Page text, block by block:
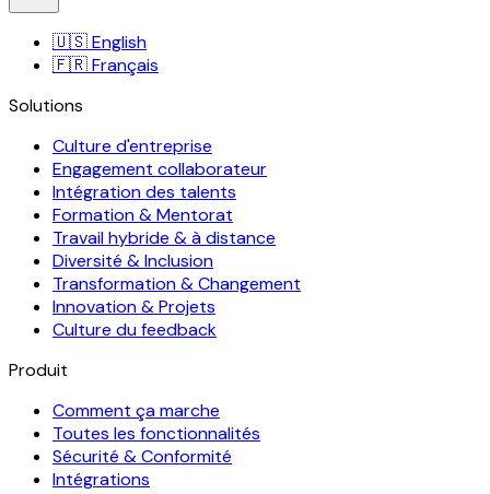
🇺🇸English
🇫🇷Français
Solutions
Culture d'entreprise
Engagement collaborateur
Intégration des talents
Formation & Mentorat
Travail hybride & à distance
Diversité & Inclusion
Transformation & Changement
Innovation & Projets
Culture du feedback
Produit
Comment ça marche
Toutes les fonctionnalités
Sécurité & Conformité
Intégrations